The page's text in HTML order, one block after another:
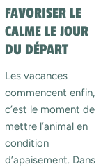
FAVORISER LE
CALME LE JOUR
DU DÉPART
Les vacances
commencent enfin,
c’est le moment de
mettre l’animal en
condition
d’apaisement. Dans